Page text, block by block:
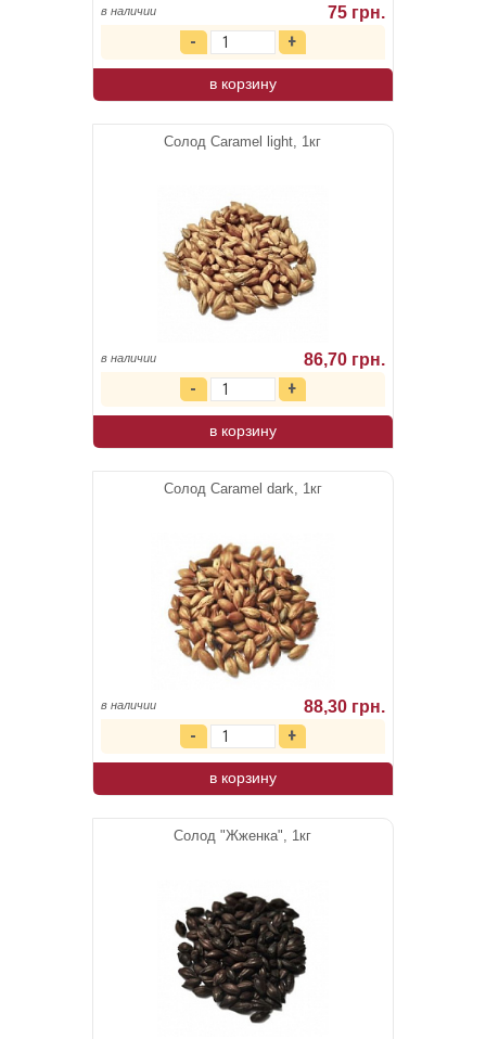
в наличии 75 грн.
в корзину
Солод Caramel light, 1кг
в наличии 86,70 грн.
в корзину
Солод Caramel dark, 1кг
в наличии 88,30 грн.
в корзину
Солод "Жженка", 1кг